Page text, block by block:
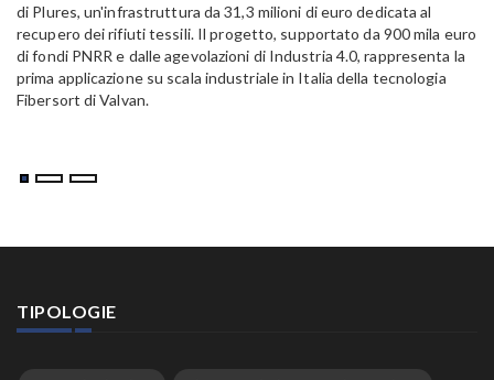
di Plures, un'infrastruttura da 31,3 milioni di euro dedicata al
recupero dei rifiuti tessili. Il progetto, supportato da 900 mila euro
di fondi PNRR e dalle agevolazioni di Industria 4.0, rappresenta la
prima applicazione su scala industriale in Italia della tecnologia
Fibersort di Valvan.
TIPOLOGIE